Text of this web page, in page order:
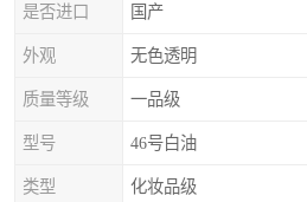
是否进口 国产
外观 无色透明
质量等级 一品级
型号 46号白油
类型 化妆品级